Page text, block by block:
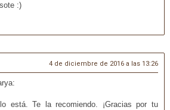
:)
4 de diciembre de 2016 a las 13:26
está. Te la recomiendo. ¡Gracias por tu